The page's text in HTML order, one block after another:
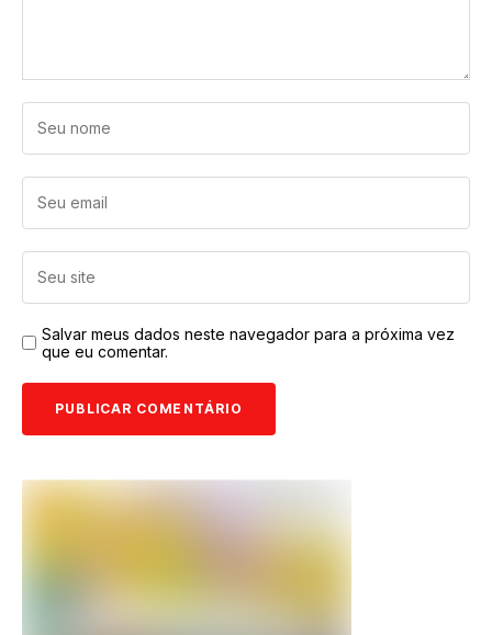
Salvar meus dados neste navegador para a próxima vez
que eu comentar.